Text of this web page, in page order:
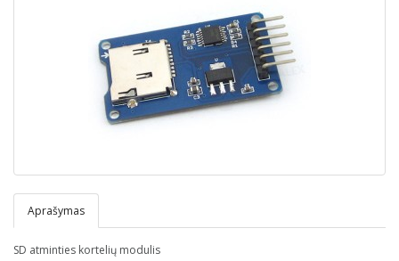
Aprašymas
SD atminties kortelių modulis